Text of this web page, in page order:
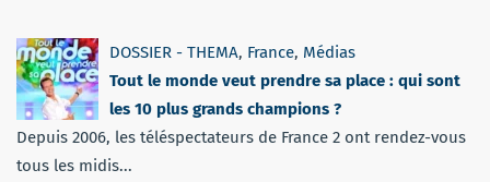
DOSSIER - THEMA, France, Médias
Tout le monde veut prendre sa place : qui sont
les 10 plus grands champions ?
Depuis 2006, les téléspectateurs de France 2 ont rendez-vous
tous les midis...